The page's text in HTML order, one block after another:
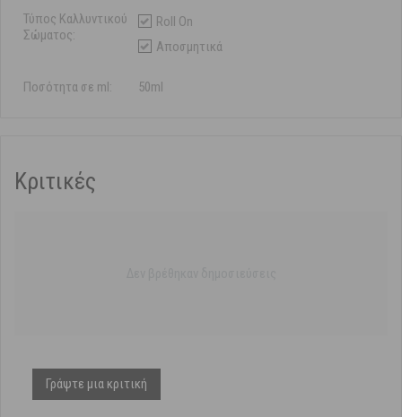
Τύπος Καλλυντικού
Σώματος:
Roll On
Αποσμητικά
Ποσότητα σε ml: 50ml
Κριτικές
Γράψτε μια κριτική